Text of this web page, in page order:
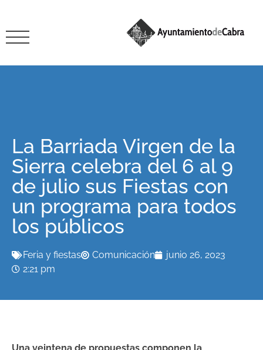
La Barriada Virgen de la
Sierra celebra del 6 al 9
de julio sus Fiestas con
un programa para todos
los públicos
Feria y fiestas Comunicación
junio 26, 2023
2:21 pm